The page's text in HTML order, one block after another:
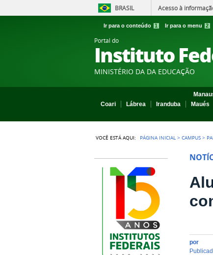
BRASIL Acesso à
Ir para o conteúdo 1 Ir para o menu 2
Portal do
Instituto
MINISTÉRIO DA DA EDUCAÇÃO
Coari
Lábrea Iranduba Maués
VOCÊ ESTÁ AQUI: PÁGINA INICIAL >CAMPUS >
por